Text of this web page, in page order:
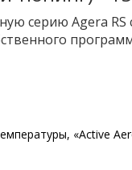
серию Agera
«Active